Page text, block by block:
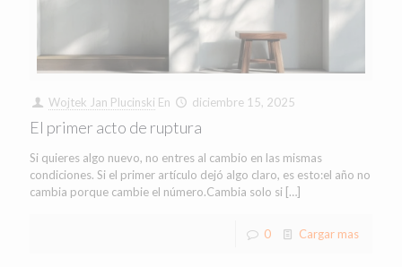
Wojtek Jan Plucinski En diciembre 15, 2025
El primer acto de ruptura
Si quieres algo nuevo, no entres al cambio en las mismas
condiciones. Si el primer artículo dejó algo claro, es esto:el año no
cambia porque cambie el número.Cambia solo si […]
0 Cargar mas